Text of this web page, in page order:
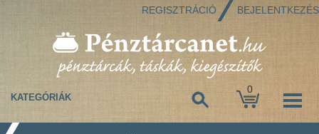
REGISZTRÁCIÓ BEJELENTKEZÉS
0
KATEGÓRIÁK